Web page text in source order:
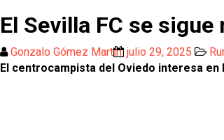
El Sevilla FC se
Gonzalo Gómez Martín julio 29, 2025
El centrocampista del Oviedo interesa